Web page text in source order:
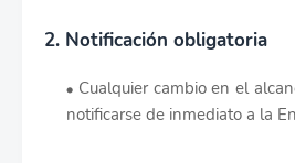
2. Notificación obligatoria
Cualquier cambio en el
notificarse de inmediato a la